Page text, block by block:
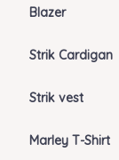
Blazer
Strik Cardigan
Strik vest
Marley T-Shirt